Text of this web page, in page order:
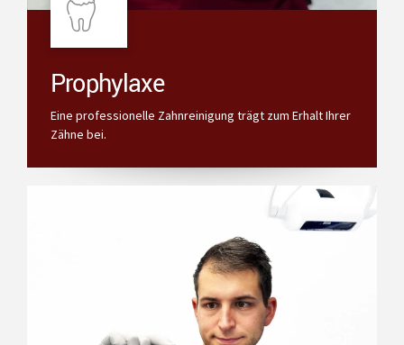
Prophylaxe
Eine professionelle Zahnreinigung trägt zum Erhalt Ihrer
Zähne bei.